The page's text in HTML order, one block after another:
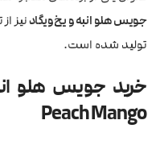
جویس هلو انبه و یخ ویگادنیز
تولید شده است.
Peach Mango